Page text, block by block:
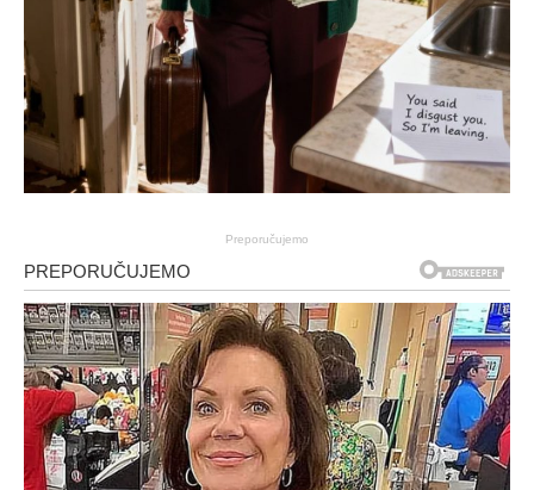
Preporučujemo